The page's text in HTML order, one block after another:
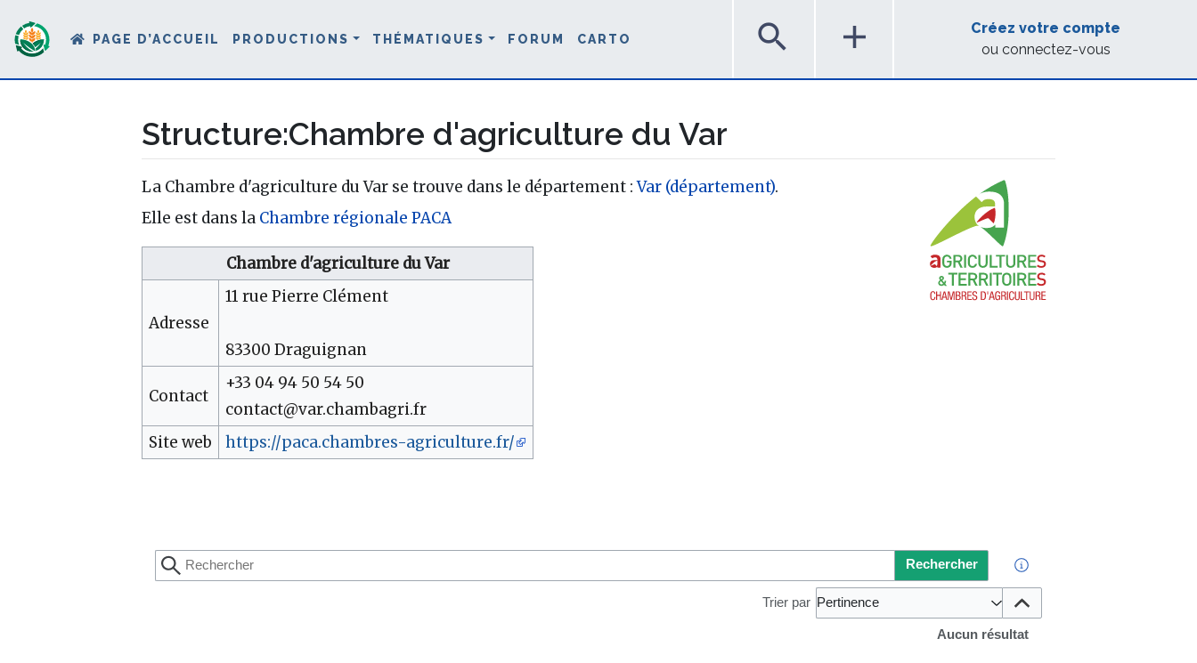
PAGE D’ACCUEIL PRODUCTIONS THÉMATIQUES FORUM CARTO search add
Créez votre compte
ou connectez-vous
Structure:Chambre d'agriculture du Var
Aller à :navigation,rechercher
La Chambre d'agriculture du Var se trouve dans le département :Var (département).
Elle est dans la Chambre régionale PACA
Chambre d'agriculture du Var
Adresse
11 rue Pierre Clément
83300 Draguignan
Contact
+33 04 94 50 54 50
contact@var.chambagri.fr
Site web
https://paca.chambres-agriculture.fr/
Rechercher
Trier par Pertinence
Aucun résultat